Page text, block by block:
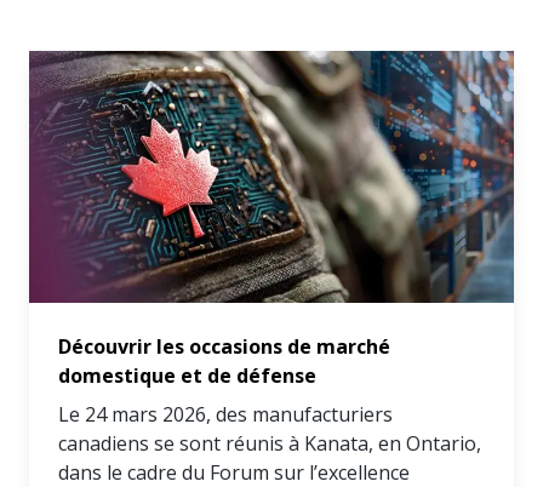
pour
mettre
vos
connaissances
à profit.
Jetez-y
un œil !
Découvrir les occasions de marché
domestique et de défense
Le 24 mars 2026, des manufacturiers
canadiens se sont réunis à Kanata, en Ontario,
dans le cadre du Forum sur l’excellence